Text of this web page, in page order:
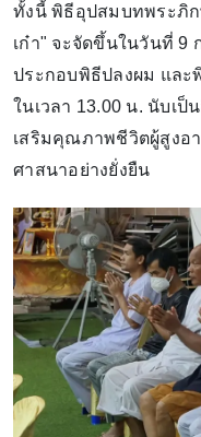
ทั้งนี้ พิธีอุปสมบทพระภิ
เก๋า" จะจัดขึ้นในวันที่ 9
ประกอบพิธีปลงผม และ
ในเวลา 13.00 น. นับเ
เสริมคุณภาพชีวิตผู้สูงอ
ศาสนาอย่างยั่งยืน